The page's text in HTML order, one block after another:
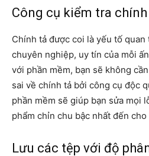
Công cụ kiểm tra
Chính tả được coi là yếu tố
chuyên nghiệp, uy tín của mỗi
với phần mềm, bạn sẽ không
sai về chính tả bởi công cụ độc
phần mềm sẽ giúp bạn sửa mọi
phẩm chỉn chu bậc nhất đến
Lưu các tệp với độ